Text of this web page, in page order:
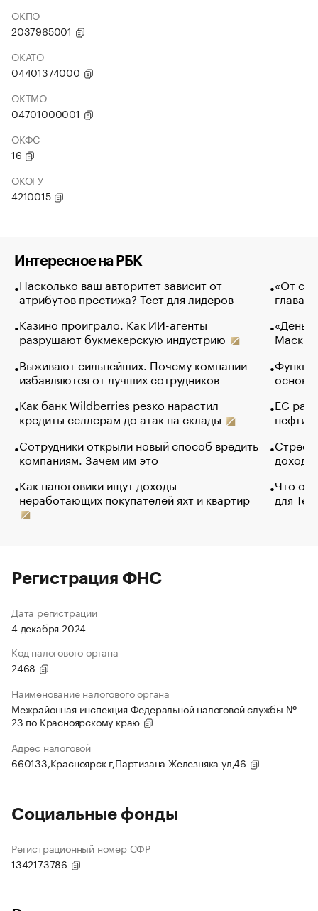
ОКПО
2037965001
ОКАТО
04401374000
ОКТМО
04701000001
ОКФС
16
ОКОГУ
4210015
Интересное на РБК
Насколько ваш авторитет зависит от
атрибутов престижа? Тест для лидеров
Казино проиграло. Как ИИ-агенты
разрушают букмекерскую индустрию
Выживают сильнейших. Почему компании
избавляются от лучших сотрудников
Как банк Wildberries резко нарастил
кредиты селлерам до атак на склады
Сотрудники открыли новый способ вредить
компаниям. Зачем им это
Как налоговики ищут доходы
неработающих покупателей яхт и квартир
«От
глава
Маск в
основ
ЕС
нефти
Что
для
Регистрация ФНС
Дата регистрации
4 декабря 2024
Код налогового органа
2468
Наименование налогового органа
Межрайонная инспекция Федеральной налоговой службы №
23 по Красноярскому краю
Адрес налоговой
660133,Красноярск г,Партизана Железняка ул,46
Социальные фонды
Регистрационный номер СФР
1342173786